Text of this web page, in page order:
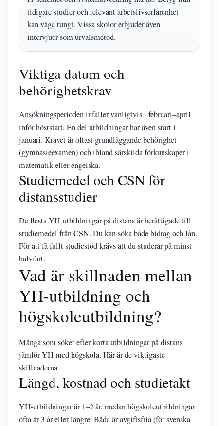
tidigare studier och relevant arbetslivserfarenhet
kan väga tungt. Vissa skolor erbjuder även
intervjuer som urvalsmetod.
Viktiga datum och
behörighetskrav
Ansökningsperioden infaller vanligtvis i februari–april
inför höststart. En del utbildningar har även start i
januari. Kravet är oftast grundläggande behörighet
(gymnasieexamen) och ibland särskilda förkunskaper i
matematik eller engelska.
Studiemedel och CSN för
distansstudier
De flesta YH-utbildningar på distans är berättigade till
studiemedel frånCSN. Du kan söka både bidrag och lån.
För att få fullt studiestöd krävs att du studerar på minst
halvfart.
Vad är skillnaden mellan
YH-utbildning och
högskoleutbildning?
Många som söker efter korta utbildningar på distans
jämför YH med högskola. Här är de viktigaste
skillnaderna.
Längd, kostnad och studietakt
YH-utbildningar är 1–2 år, medan högskoleutbildningar
ofta är 3 år eller längre. Båda är avgiftsfria (för svenska